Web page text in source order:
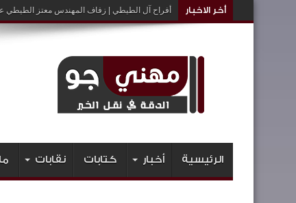
أخر الاخبار أفراح آل الطيطي | زفاف المهندس معتز الطيطي
الرئيسية أخبار كتابات نقابات